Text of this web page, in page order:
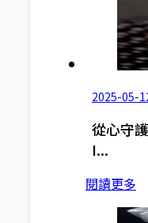
2025-05-
從心守
I...
閱讀更多